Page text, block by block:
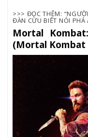
>>> ĐỌC THÊM:
ĐÀN CỪU BIẾT NÓI PHÁ
Mortal
(Mortal Kombat